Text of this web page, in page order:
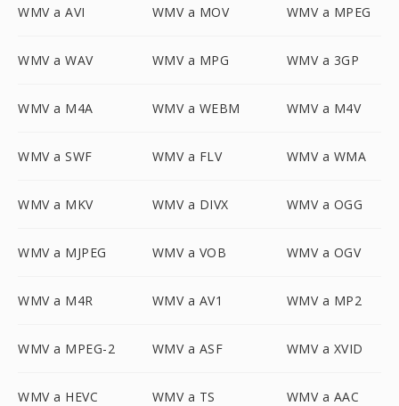
WMV a AVI WMV a MOV WMV a MPEG
WMV a WAV WMV a MPG WMV a 3GP
WMV a M4A WMV a WEBM WMV a M4V
WMV a SWF WMV a FLV WMV a WMA
WMV a MKV WMV a DIVX WMV a OGG
WMV a MJPEG WMV a VOB WMV a OGV
WMV a M4R WMV a AV1 WMV a MP2
WMV a MPEG-2 WMV a ASF WMV a XVID
WMV a HEVC WMV a TS WMV a AAC